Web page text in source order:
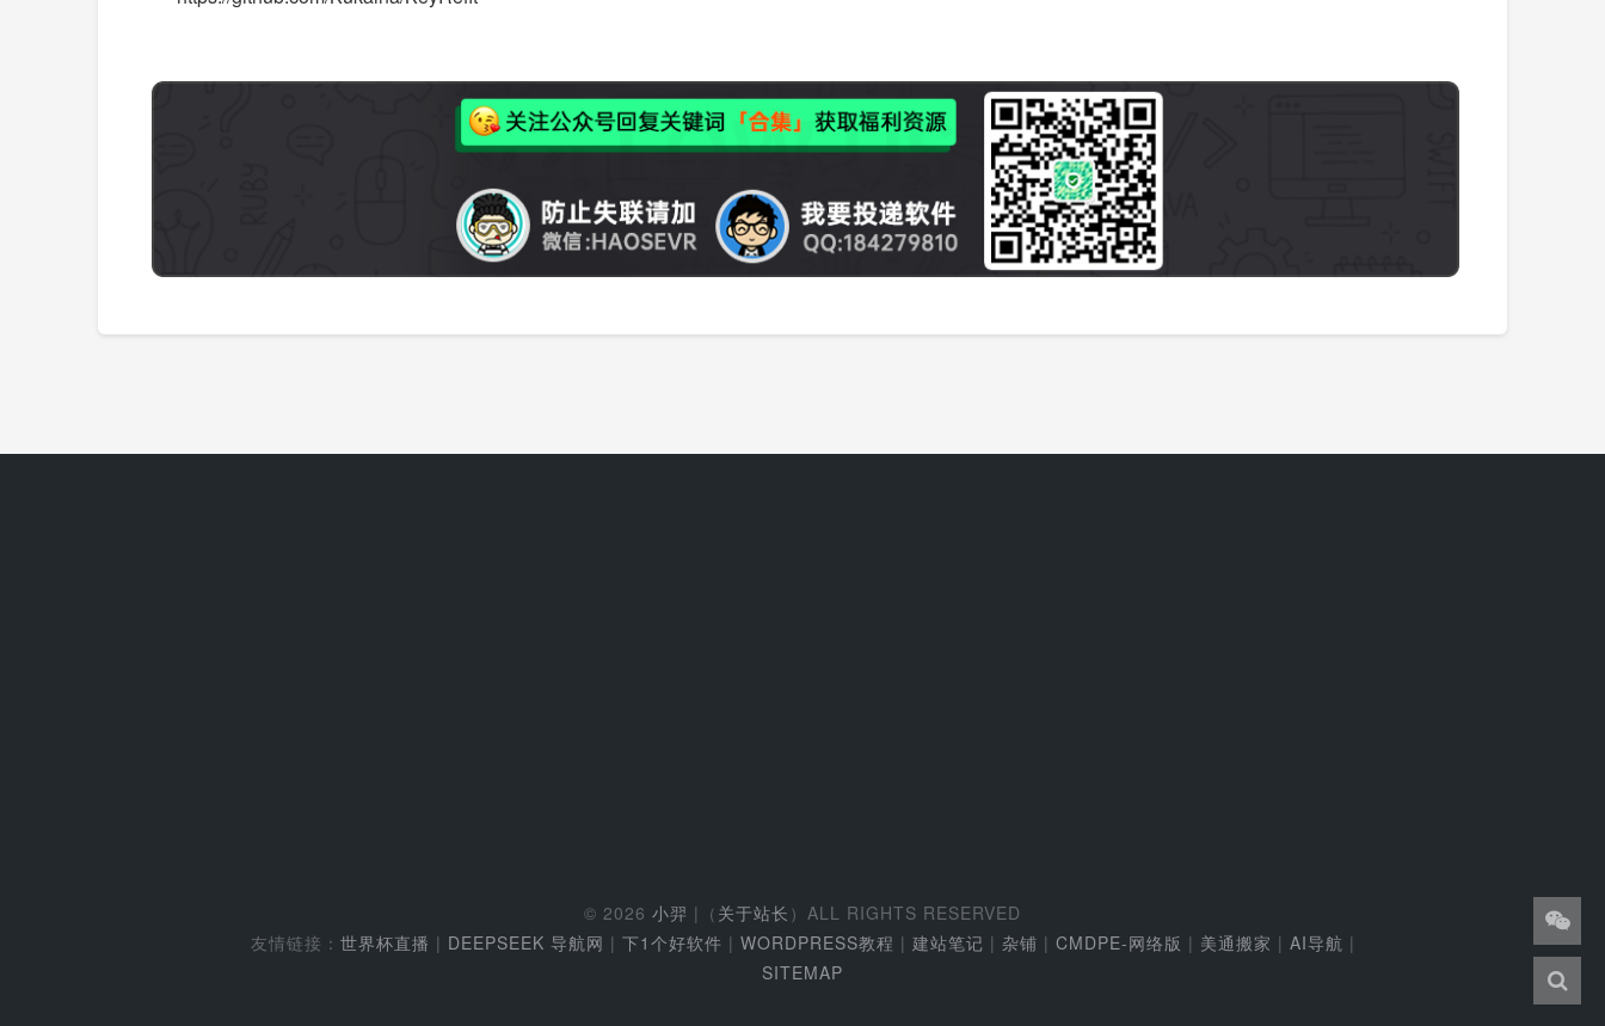
© 2026 小羿 |（ 关于站长 ）ALL RIGHTS RESERVED
友情链接： 世界杯直播 | DEEPSEEK 导航网 | 下1个好软件 | WORDPRESS教程 | 建站笔记 | 杂铺 | CMDPE-网络版 | 美通搬家 | AI导航 |
SITEMAP